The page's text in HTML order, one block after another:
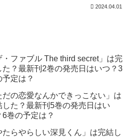
2024.04.01
・ファブル The third secret」は完
た？最新刊2巻の発売日はいつ？3
予定は？
だの恋愛なんかできっこない」は
した？最新刊5巻の発売日はい
6巻の予定は？
たらやらしい深見くん」は完結し